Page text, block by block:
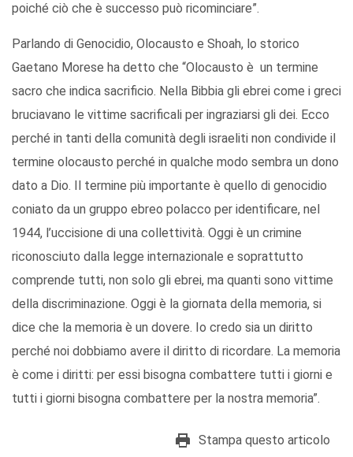
poiché ciò che è successo può ricominciare”.
Parlando di Genocidio, Olocausto e Shoah, lo storico
Gaetano Morese ha detto che “Olocausto è un termine
sacro che indica sacrificio. Nella Bibbia gli ebrei come i greci
bruciavano le vittime sacrificali per ingraziarsi gli dei. Ecco
perché in tanti della comunità degli israeliti non condivide il
termine olocausto perché in qualche modo sembra un dono
dato a Dio. Il termine più importante è quello di genocidio
coniato da un gruppo ebreo polacco per identificare, nel
1944, l’uccisione di una collettività. Oggi è un crimine
riconosciuto dalla legge internazionale e soprattutto
comprende tutti, non solo gli ebrei, ma quanti sono vittime
della discriminazione. Oggi è la giornata della memoria, si
dice che la memoria è un dovere. Io credo sia un diritto
perché noi dobbiamo avere il diritto di ricordare. La memoria
è come i diritti: per essi bisogna combattere tutti i giorni e
tutti i giorni bisogna combattere per la nostra memoria”.
Stampa questo articolo